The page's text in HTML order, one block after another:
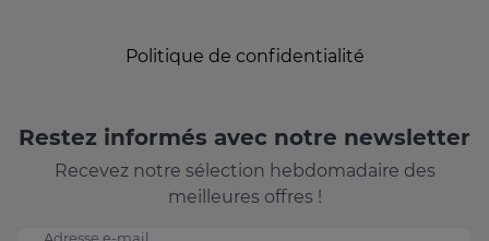
Politique de confidentialité
Restez informés avec notre newsletter
Recevez notre sélection hebdomadaire des
meilleures offres !